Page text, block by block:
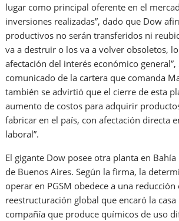
lugar como principal oferente en el
inversiones realizadas”, dado que Dow
productivos no serán transferidos ni
va a destruir o los va a volver obsoletos,
afectación del interés económico
comunicado de la cartera que comanda
también se advirtió que el cierre de esta
aumento de costos para adquirir
fabricar en el país, con afectación directa
laboral”.
El gigante Dow posee otra planta en
de Buenos Aires. Según la firma, la
operar en PGSM obedece a una
reestructuración global que encaró la
compañía que produce químicos de uso